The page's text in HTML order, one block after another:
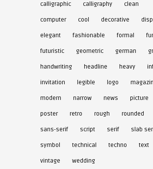
calligraphic calligraphy clean
computer cool decorative
elegant fashionable formal
futuristic geometric german
handwriting headline heavy
invitation legible logo
modern narrow news picture
poster retro rough rounded
sans-serif script serif slab
symbol technical techno text
vintage wedding